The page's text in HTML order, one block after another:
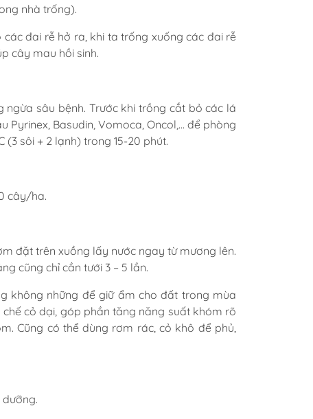
nhà trống).
đai rễ hở ra, khi ta trống xuống các đai rễ
cây mau hồi sinh.
sâu bệnh. Trước khi trồng cắt bỏ các lá
Pyrinex, Basudin, Vomoca, Oncol,… để phòng
(3 sôi + 2 lạnh) trong 15-20 phút.
cây/ha.
đặt trên xuồng lấy nước ngay từ mương lên.
cũng chỉ cần tưới 3 – 5 lần.
không những để giữ ẩm cho đất trong mùa
cỏ dại, góp phần tăng năng suất khóm rõ
Cũng có thể dùng rơm rác, cỏ khô để phủ,